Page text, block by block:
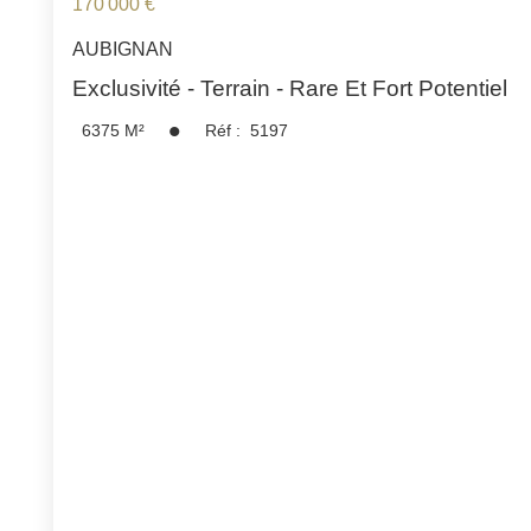
170 000 €
AUBIGNAN
Exclusivité - Terrain - Rare Et Fort Potentiel
6375 M² Réf : 5197